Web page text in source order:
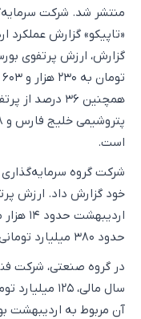
منتشر شد. شرکت
«تاپیکو» گزارش عملکرد
همچنین ۳۶
است.
شرکت گروه سرمایه‌گذاری
خود گزارش داد. ارزش
حدود ۳۸۰ میلیارد تومانی همراه شده است.
در گروه صنعتی، شرکت
آن مربوط به